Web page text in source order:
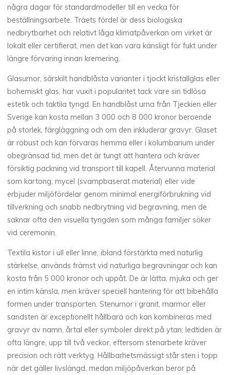
några dagar för standardmodeller till en vecka för
beställningsarbete. Träets fördel är dess biologiska
nedbrytbarhet och relativt låga klimatpåverkan om virket är
lokalt eller certifierat, men det kan vara känsligt för fukt under
längre förvaring innan kremering.
Glasurnor, särskilt handblåsta varianter i tjockt kristallglas eller
bohemiskt glas, har vuxit i popularitet tack vare sin tidlösa
estetik och taktila tyngd. En handblåst urna från Tjeckien eller
Sverige kan kosta mellan 3 000 och 8 000 kronor beroende
på storlek, färgläggning och om den inkluderar gravyr. Glaset
är robust och kan förvaras hemma eller i kolumbarium under
obegränsad tid, men det är tungt att hantera och kräver
försiktig packning vid transport till kapell. Återvunna material
som kartong, mycel (svampbaserat material) eller vide
erbjuder miljöfördelar genom minimal energiförbrukning vid
tillverkning och snabb nedbrytning vid begravning, men de
saknar ofta den visuella tyngden som många familjer söker
vid ceremonin.
Textila kistor i ull eller linne, ibland förstärkta med naturlig
stärkelse, används främst vid naturliga begravningar och kan
kosta från 5 000 kronor och uppåt. De är lätta, mjuka och ger
en intim känsla, men kräver speciell hantering för att bibehålla
formen under transporten. Stenurnor i granit, marmor eller
sandsten är exceptionellt hållbara och kan kombineras med
gravyr av namn, årtal eller symboler direkt på ytan; ledtiden är
ofta längre, upp till två veckor, eftersom stenarbete kräver
precision och rätt verktyg. Hållbarhetsmässigt står sten i topp
när det gäller livslängd, medan miljöpåverkan beror på